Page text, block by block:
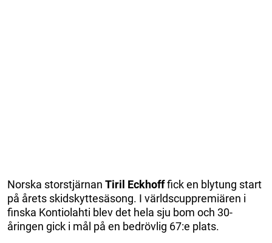
Norska storstjärnan Tiril Eckhofffick en blytung start
på årets skidskyttesäsong. I världscuppremiären i
finska Kontiolahti blev det hela sju bom och 30-
åringen gick i mål på en bedrövlig 67:e plats.